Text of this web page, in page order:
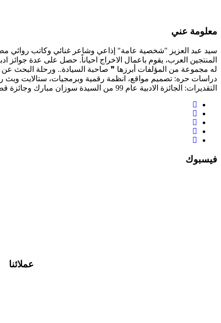
معلومة عني
سيد عبد العزيز "شخصية عامة" إذاعي وشاعر غنائي وكاتب روائي
المنتجين العرب، يقوم باعمال الاخراج احياناً. حصل على عدة جوائز
له مجموعة من المؤلفات أبرزها ❞ صاحبة السيادة.. ورحلة البحث عن
دراسات حره: تصميم مواقع، انظمة رقمية وبرمجيات، ستالايت وبث
التقديرات: الجائزة الادبية عام 99 من السيدة سوزان مبارك وجائزة قصور الثقافة لنفس العام، شهادة تقدير من حكومة دبي ومؤسسة محمد بن راشد ال مكتوم عن حضور "قمة المعرفة 2022".
فيسبوك
عملائنا